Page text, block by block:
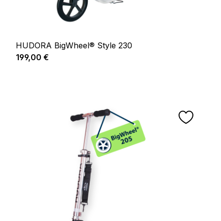
HUDORA BigWheel® Style 230
Prix régulier :
199,00 €